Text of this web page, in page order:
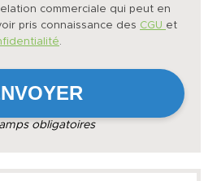
commerciale qui peut en
pris connaissance des CGU et
.
obligatoires